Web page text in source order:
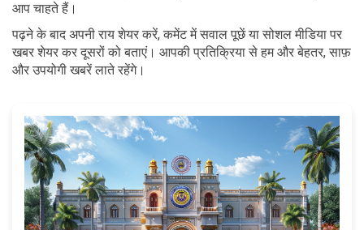
आप चाहते हैं।
पढ़ने के बाद अपनी राय शेयर करें, कमेंट में सवाल पूछें या सोशल मीडिया पर
खबर शेयर कर दूसरों को बताएं। आपकी प्रतिक्रिया से हम और बेहतर, साफ़
और उपयोगी खबरें लाते रहेंगे।